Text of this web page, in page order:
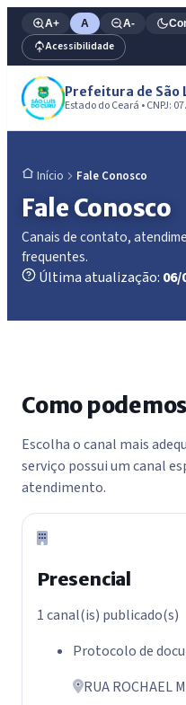
A+ A A-
Acessibilidade
Prefeitura de São
Estado do Ceará • CNPJ:
Início Fale Conosco
Fale Conosco
Canais de contato,
frequentes.
Última atualização: 06/
Ir para formulário
Ir para locais
Ir para FAQ
Como
Escolha o canal mais
serviço possui um canal
atendimento.
Presencial
1 canal(is) publicado(s)
Protocolo de
RUA ROCHAEL